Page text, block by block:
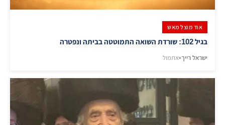
אוד מוצל מאש
בגיל 102: שורדת השואה התמוטטה בביתה ונפטרה
ישראל רייך•אתמול